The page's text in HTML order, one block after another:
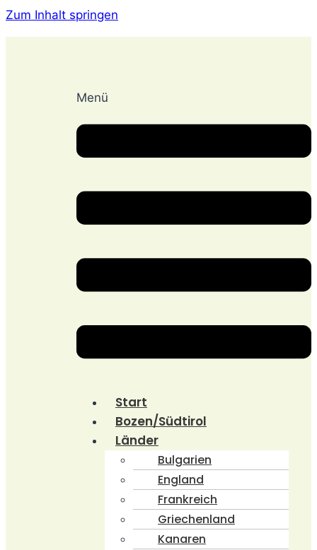
Zum Inhalt springen
Menü
Start
Bozen/Südtirol
Länder
Bulgarien
England
Frankreich
Griechenland
Kanaren